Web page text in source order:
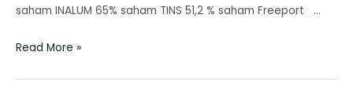
saham INALUM 65% saham TINS 51,2 % saham Freeport …
Read More »